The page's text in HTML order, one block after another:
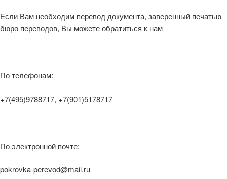
Если Вам необходим перевод документа, заверенный печатью
бюро переводов, Вы можете обратиться к нам
По телефонам:
+7(495)9788717, +7(901)5178717
По электронной почте:
pokrovka-perevod@mail.ru